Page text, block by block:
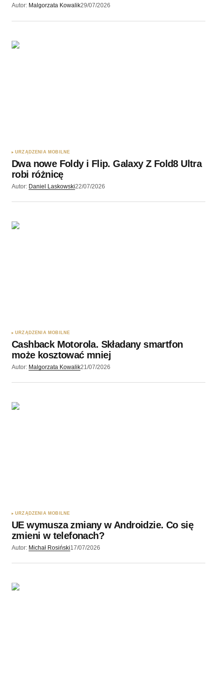
Autor: Malgorzata Kowalik29/07/2026
URZĄDZENIA MOBILNE
Dwa nowe Foldy i Flip. Galaxy Z Fold8 Ultra
robi różnicę
Autor: Daniel Laskowski22/07/2026
URZĄDZENIA MOBILNE
Cashback Motorola. Składany smartfon
może kosztować mniej
Autor: Malgorzata Kowalik21/07/2026
URZĄDZENIA MOBILNE
UE wymusza zmiany w Androidzie. Co się
zmieni w telefonach?
Autor: Michał Rosiński17/07/2026